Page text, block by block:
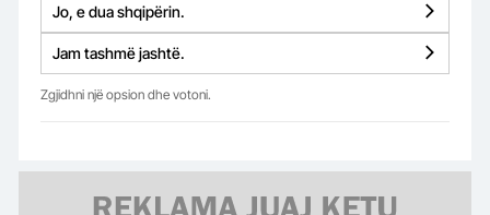
Jo, e dua shqipërin.
Jam tashmë jashtë.
Zgjidhni një opsion dhe votoni.